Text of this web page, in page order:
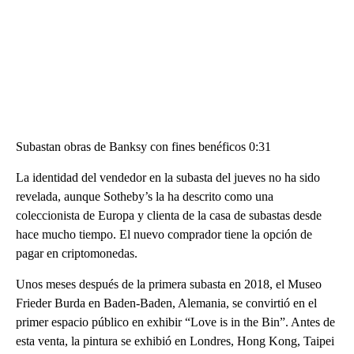
Subastan obras de Banksy con fines benéficos 0:31
La identidad del vendedor en la subasta del jueves no ha sido
revelada, aunque Sotheby’s la ha descrito como una
coleccionista de Europa y clienta de la casa de subastas desde
hace mucho tiempo. El nuevo comprador tiene la opción de
pagar en criptomonedas.
Unos meses después de la primera subasta en 2018, el Museo
Frieder Burda en Baden-Baden, Alemania, se convirtió en el
primer espacio público en exhibir “Love is in the Bin”. Antes de
esta venta, la pintura se exhibió en Londres, Hong Kong, Taipei